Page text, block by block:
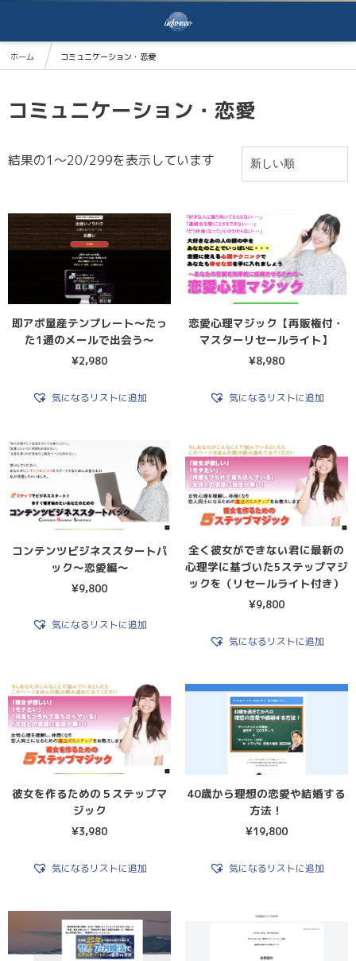
ホーム コミュニケーション・恋愛
コミュニケーション・恋愛
結果の1～20/299を表示しています
即アポ量産テンプレート～たっ
た1通のメールで出会う～
¥2,980
気になるリストに追加
恋愛心理マジック【再販権付・
マスターリセールライト】
¥8,980
気になるリストに追加
コンテンツビジネススタートパ
ック～恋愛編～
¥9,800
気になるリストに追加
全く彼女ができない君に最新の
心理学に基づいた5ステップマジ
ックを（リセールライト付き）
¥9,800
気になるリストに追加
彼女を作るための５ステップマ
ジック
¥3,980
気になるリストに追加
40歳から理想の恋愛や結婚する
方法！
¥19,800
気になるリストに追加